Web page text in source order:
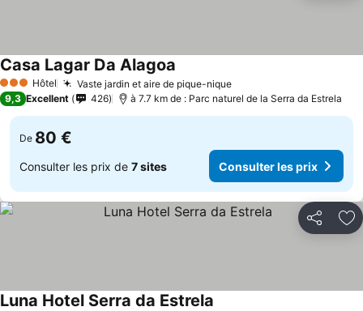
3 ÉtoilesHôtel Vaste jardin et aire de pique-niqueConsulter les prix
Casa Lagar Da Alagoa
9,3 Excellent 426 à 7.7 km de : Parc naturel de la Serra da Estrela
De 80 €
Consulter les prix de 7 sites Consulter les prix
Partager
Luna Hotel Serra da Estrela